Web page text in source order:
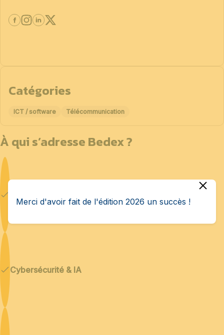
Catégories
ICT / software Télécommunication
À qui s’adresse Bedex ?
Cybersécurité & IA
Merci d'avoir fait de l'édition 2026 un succès !